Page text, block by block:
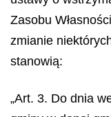
Zasobu
zmianie
stanowią:
„Art. 3. Do dnia